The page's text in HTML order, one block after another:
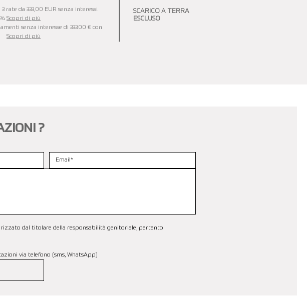
3 rate da 333,00 EUR senza interessi.
Scopri di più
senza interesse di 333.00 € con
Scopri di più
SCARICO A TERRA
ESCLUSO
?
dal titolare della responsabilità genitoriale, pertanto
via telefono (sms, WhatsApp)